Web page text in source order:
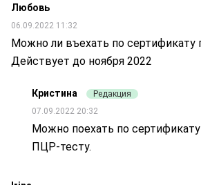
Любовь
06.09.2022 11:32
Можно ли въехать по сертификату
Действует до ноября 2022
Кристина
Редакция
07.09.2022 20:32
Можно поехать по
ПЦР-тесту.